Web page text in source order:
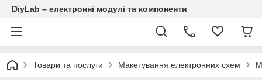
DiyLab – електронні модулі та компоненти
Товари та послуги Макетування електронних схем